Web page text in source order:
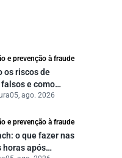
e prevenção à fraude
os riscos de
e como
negócio?
05, ago. 2026
e prevenção à fraude
o que fazer nas
horas após